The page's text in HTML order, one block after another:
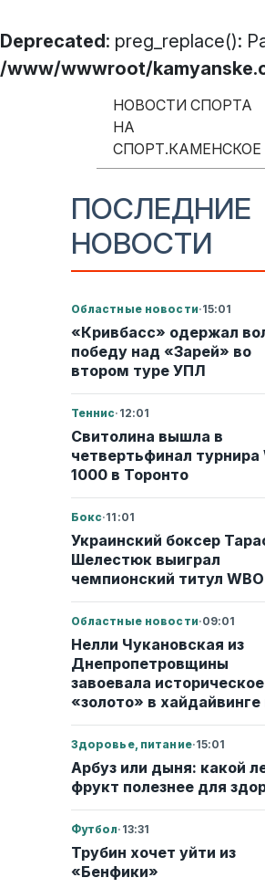
Deprecated: preg_replace():
/www/wwwroot/
Перейти к содержимому
Меню навигации
НОВОСТИ СПОРТА
НА
СПОРТ.КАМЕНСКОЕ
ПОСЛЕДНИЕ
НОВОСТИ
Областные новости·15:01
«Кривбасс» одержал
победу над «Зарей» во
втором туре УПЛ
Теннис· 12:01
Свитолина вышла в
четвертьфинал турнира
1000 в Торонто
Бокс·11:01
Украинский боксер
Шелестюк выиграл
чемпионский титул WBO
Областные новости·09:01
Нелли Чукановская из
Днепропетровщины
завоевала историческое
«золото» в хайдайвинге
Здоровье, питание·15:01
Арбуз или дыня: какой
фрукт полезнее для
Футбол· 13:31
Трубин хочет уйти из
«Бенфики»